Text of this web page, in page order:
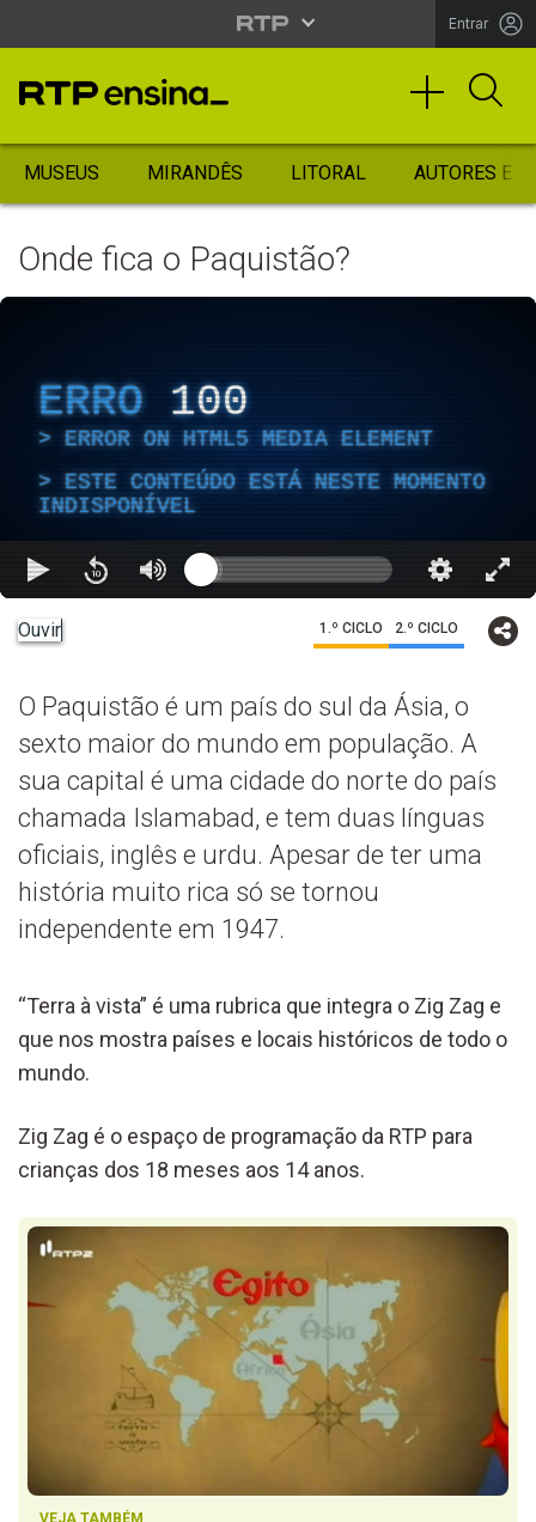
Entrar
MUSEUS MIRANDÊS LITORAL AUTORES
Onde fica o Paquistão?
ERRO 100
ERROR ON HTML5 MEDIA ELEMENT
ESTE CONTEÚDO ESTÁ NESTE MOMENTO
INDISPONÍVEL
Ouvir 1.º CICLO 2.º CICLO
O Paquistão é um país do sul da Ásia, o
sexto maior do mundo em população. A
sua capital é uma cidade do norte do país
chamada Islamabad, e tem duas línguas
oficiais, inglês e urdu. Apesar de ter uma
história muito rica só se tornou
independente em 1947.
“Terra à vista” é uma rubrica que integra o Zig Zag e
que nos mostra países e locais históricos de todo o
mundo.
Zig Zag é o espaço de programação da RTP para
crianças dos 18 meses aos 14 anos.